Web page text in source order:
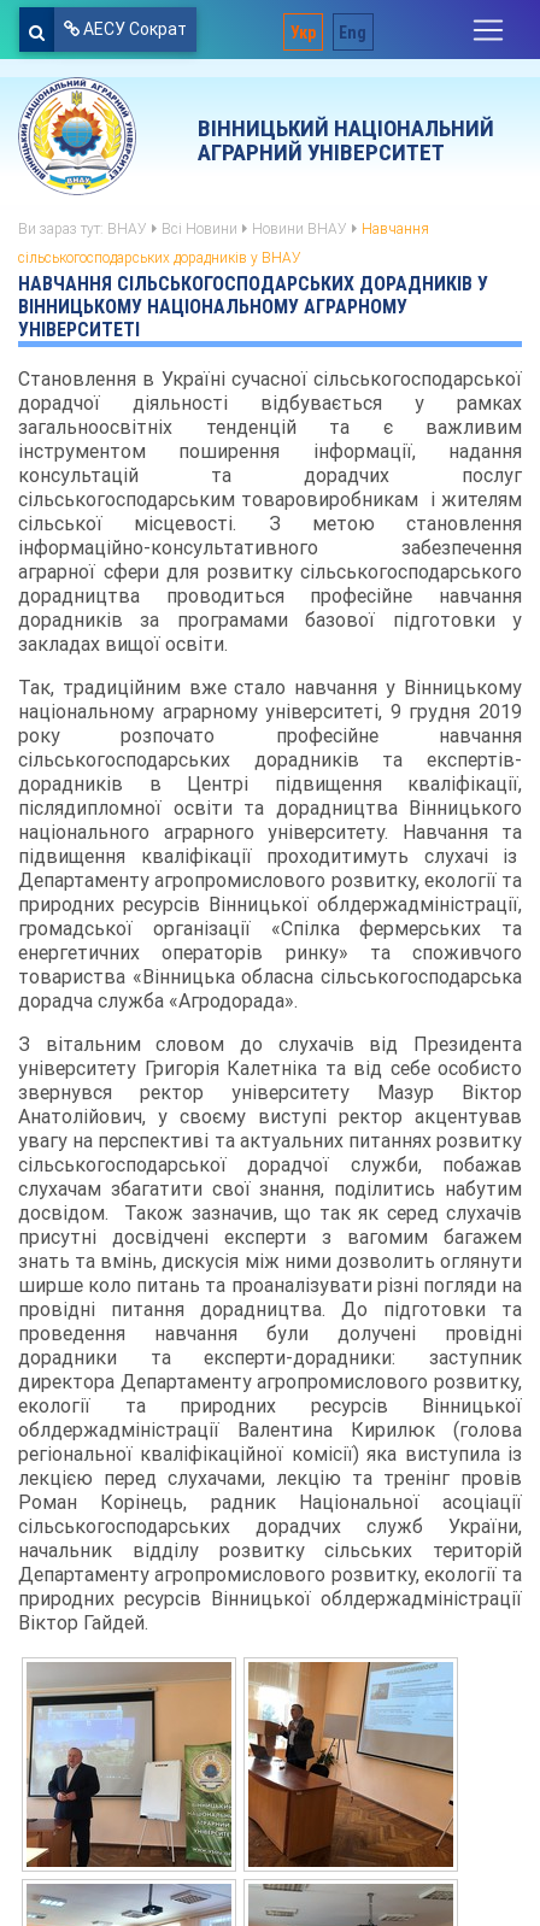
АЕСУ Сократ Укр Eng
ВІННИЦЬКИЙ НАЦІОНАЛЬНИЙ
АГРАРНИЙ УНІВЕРСИТЕТ
Ви зараз тут: ВНАУ Всі Новини Новини ВНАУ
Навчання
сільськогосподарських дорадників у ВНАУ
НАВЧАННЯ СІЛЬСЬКОГОСПОДАРСЬКИХ ДОРАДНИКІВ У
ВІННИЦЬКОМУ НАЦІОНАЛЬНОМУ АГРАРНОМУ
УНІВЕРСИТЕТІ
Становлення в Україні сучасної сільськогосподарської
дорадчої діяльності відбувається у рамках
загальноосвітніх тенденцій та є важливим
інструментом поширення інформації, надання
консультацій та дорадчих послуг
сільськогосподарським товаровиробникам і жителям
сільської місцевості. З метою становлення
інформаційно-консультативного забезпечення
аграрної сфери для розвитку сільськогосподарського
дорадництва проводиться професійне навчання
дорадників за програмами базової підготовки у
закладах вищої освіти.
Так, традиційним вже стало навчання у Вінницькому
національному аграрному університеті, 9 грудня 2019
року розпочато професійне навчання
сільськогосподарських дорадників та експертів-
дорадників в Центрі підвищення кваліфікації,
післядипломної освіти та дорадництва Вінницького
національного аграрного університету. Навчання та
підвищення кваліфікації проходитимуть слухачі із
Департаменту агропромислового розвитку, екології та
природних ресурсів Вінницької облдержадміністрації,
громадської організації «Спілка фермерських та
енергетичних операторів ринку» та споживчого
товариства «Вінницька обласна сільськогосподарська
дорадча служба «Агродорада».
З вітальним словом до слухачів від Президента
університету Григорія Калетніка та від себе особисто
звернувся ректор університету Мазур Віктор
Анатолійович, у своєму виступі ректор акцентував
увагу на перспективі та актуальних питаннях розвитку
сільськогосподарської дорадчої служби, побажав
слухачам збагатити свої знання, поділитись набутим
досвідом. Також зазначив, що так як серед слухачів
присутні досвідчені експерти з вагомим багажем
знать та вмінь, дискусія між ними дозволить оглянути
ширше коло питань та проаналізувати різні погляди на
провідні питання дорадництва. До підготовки та
проведення навчання були долучені провідні
дорадники та експерти-дорадники: заступник
директора Департаменту агропромислового розвитку,
екології та природних ресурсів Вінницької
облдержадміністрації Валентина Кирилюк (голова
регіональної кваліфікаційної комісії) яка виступила із
лекцією перед слухачами, лекцію та тренінг провів
Роман Корінець, радник Національної асоціації
сільськогосподарських дорадчих служб України,
начальник відділу розвитку сільських територій
Департаменту агропромислового розвитку, екології та
природних ресурсів Вінницької облдержадміністрації
Віктор Гайдей.